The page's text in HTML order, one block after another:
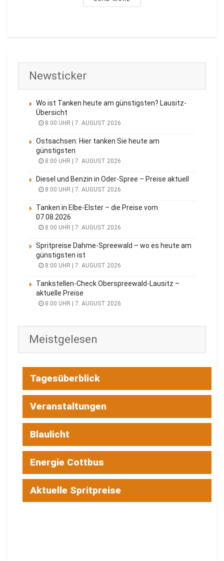
Newsticker
Wo ist Tanken heute am günstigsten? Lausitz-
Übersicht
8:00 UHR | 7. AUGUST 2026
Ostsachsen: Hier tanken Sie heute am
günstigsten
8:00 UHR | 7. AUGUST 2026
Diesel und Benzin in Oder-Spree – Preise aktuell
8:00 UHR | 7. AUGUST 2026
Tanken in Elbe-Elster – die Preise vom
07.08.2026
8:00 UHR | 7. AUGUST 2026
Spritpreise Dahme-Spreewald – wo es heute am
günstigsten ist
8:00 UHR | 7. AUGUST 2026
Tankstellen-Check Oberspreewald-Lausitz –
aktuelle Preise
8:00 UHR | 7. AUGUST 2026
Meistgelesen
Tagesüberblick
Veranstaltungen
Blaulicht
Energie Cottbus
Aktuelle Spritpreise